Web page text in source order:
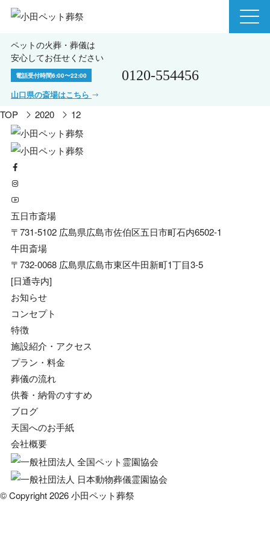
ペットの火葬・葬儀は
安心してお任せください
電話受付時間6:00〜22:00 0120-554456
山口県の斎場はこちら
TOP 2020 12
五日市斎場
〒731-5102 広島県広島市佐伯区五日市町石内6502-1
牛田斎場
〒732-0068 広島県広島市東区牛田新町1丁目3-5
[日通寺内]
お知らせ
コンセプト
特徴
施設紹介・アクセス
プラン・料金
葬儀の流れ
供養・納骨のすすめ
ブログ
天国へのお手紙
会社概要
© Copyright 2026 小田ペット葬祭